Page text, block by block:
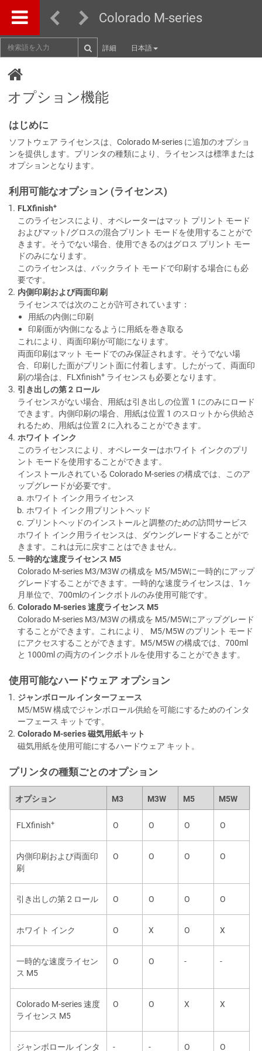
Colorado M-series
詳細 日本語
オプション機能
はじめに
ソフトウェア ライセンスは、Colorado M-series に追加のオプショ
ンを提供します。プリンタの種類により、ライセンスは標準または
オプションとなります。
利用可能なオプション (ライセンス)
FLXfinish+
このライセンスにより、オペレーターはマット プリント モード
およびマット/グロスの混合プリント モードを使用することがで
きます。そうでない場合、使用できるのはグロス プリント モー
ドのみになります。
このライセンスは、バックライト モードで印刷する場合にも必
要です。
内側印刷および両面印刷
ライセンスでは次のことが許可されています：
用紙の内側に印刷
印刷面が内側になるように用紙を巻き取る
これにより、両面印刷が可能になります。
両面印刷はマット モードでのみ保証されます。そうでない場
合、印刷した面がプリント面に付着します。したがって、両面印
刷の場合は、 FLXfinish+ ライセンスも必要となります。
引き出しの第 2 ロール
ライセンスがない場合、用紙は引き出しの位置 1 にのみにロード
できます。内側印刷の場合、用紙は位置 1 のスロットから供給さ
れるため、用紙は位置 2 に入れることができます。
ホワイト インク
このライセンスにより、オペレーターはホワイト インクのプリ
ント モードを使用することができます。
インストールされている Colorado M-series の構成では、このア
ップグレードが必要です。
ホワイト インク用ライセンス
ホワイト インク用プリントヘッド
プリントヘッドのインストールと調整のための訪問サービス
ホワイト インク用ライセンスは、ダウングレードすることがで
きます。これは元に戻すことはできません。
一時的な速度ライセンス M5
Colorado M-series M3/M3Wの構成を M5/M5Wに一時的にアップ
グレードすることができます。一時的な速度ライセンスは、1ヶ
月単位で、700mlのインクボトルのみ使用可能です。
Colorado M-series 速度ライセンス M5
Colorado M-series M3/M3Wの構成を M5/M5Wにアップグレード
することができます。これにより、 M5/M5Wのプリント モード
にアクセスすることができます。 M5/M5Wの構成では、700ml
と 1000ml の両方のインクボトルを使用することができます。
使用可能なハードウェア オプション
ジャンボロール インターフェース
M5/M5W構成でジャンボロール供給を可能にするためのインタ
ーフェース キットです。
Colorado M-series 磁気用紙キット
磁気用紙を使用可能にするハードウェア キット。
プリンタの種類ごとのオプション
オプション M3 M3W M5 M5W
FLXfinish+ O O O O
内側印刷および両面印
刷
O O O O
引き出しの第 2 ロール O O O O
ホワイト インク O X O X
一時的な速度ライセン
ス M5
O O - -
Colorado M-series 速度
ライセンス M5
O O X X
ジャンボロール インタ - - O O